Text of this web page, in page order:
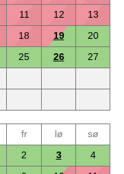
11 12
13
18 19
20
25 26
27
fr lø
sø
2 3
4